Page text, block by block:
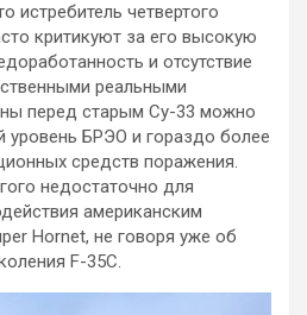
истребитель четвертого
критикуют за его высокую
и отсутствие
реальными
перед старым Су-33 можно
уровень БРЭО и гораздо более
средств поражения.
недостаточно для
американским
Hornet, не говоря уже об
F-35C.